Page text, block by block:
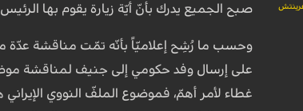
صبح الجميع يدرك بأنّ أيّة زيارة يقوم بها
وحسب ما رُشِح إعلاميّاً بأنّه تمّت مناقشة عدّة
على إرسال وفد حكومي إلى جنيف لمناقشة موضوع
غطاء لأمر أهمّ، فموضوع الملفّ النووي